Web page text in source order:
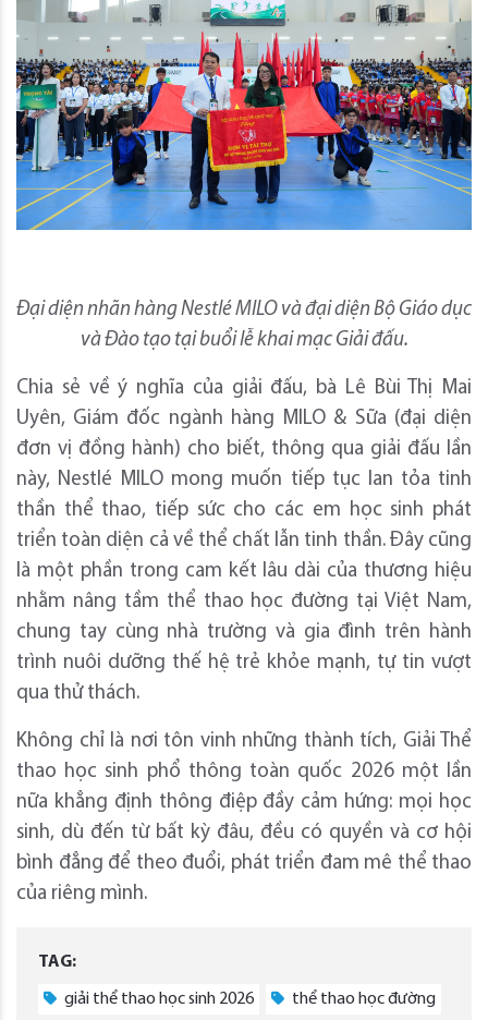
Đại diện nhãn hàng Nestlé MILO và đại diện Bộ Giáo dục
và Đào tạo tại buổi lễ khai mạc Giải đấu.
Chia sẻ về ý nghĩa của giải đấu, bà Lê Bùi Thị Mai
Uyên, Giám đốc ngành hàng MILO & Sữa (đại diện
đơn vị đồng hành) cho biết, thông qua giải đấu lần
này, Nestlé MILO mong muốn tiếp tục lan tỏa tinh
thần thể thao, tiếp sức cho các em học sinh phát
triển toàn diện cả về thể chất lẫn tinh thần. Đây cũng
là một phần trong cam kết lâu dài của thương hiệu
nhằm nâng tầm thể thao học đường tại Việt Nam,
chung tay cùng nhà trường và gia đình trên hành
trình nuôi dưỡng thế hệ trẻ khỏe mạnh, tự tin vượt
qua thử thách.
Không chỉ là nơi tôn vinh những thành tích, Giải Thể
thao học sinh phổ thông toàn quốc 2026 một lần
nữa khẳng định thông điệp đầy cảm hứng: mọi học
sinh, dù đến từ bất kỳ đâu, đều có quyền và cơ hội
bình đẳng để theo đuổi, phát triển đam mê thể thao
của riêng mình.
TAG:
giải thể thao học sinh 2026 thể thao học đường